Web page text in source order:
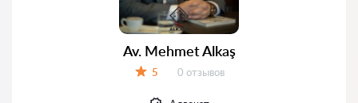
Av. Mehmet Alkaş
5 Отзывов:
0 отзывов